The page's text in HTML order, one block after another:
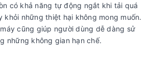
có khả năng tự động ngắt khi tải quá
khỏi những thiệt hại không mong muốn.
cũng giúp người dùng dễ dàng sử
những không gian hạn chế.